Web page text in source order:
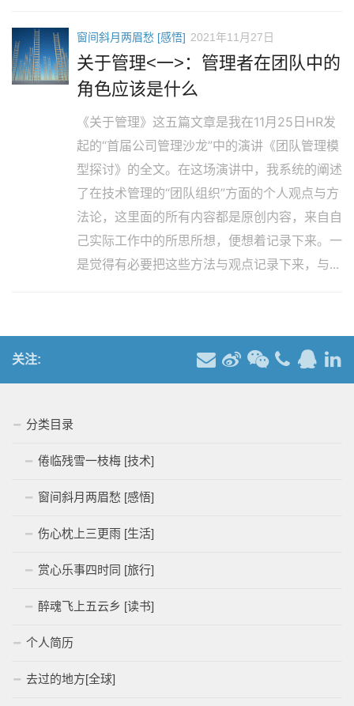
窗间斜月两眉愁 [感悟] 2021年11月27日
关于管理<一>：管理者在团队中的
角色应该是什么
《关于管理》这五篇文章是我在11月25日HR发
起的“首届公司管理沙龙”中的演讲《团队管理模
型探讨》的全文。在这场演讲中，我系统的阐述
了在技术管理的“团队组织”方面的个人观点与方
法论，这里面的所有内容都是原创内容，来自自
己实际工作中的所思所想，便想着记录下来。一
是觉得有必要把这些方法与观点记录下来，与...
关注:
分类目录
倦临残雪一枝梅 [技术]
窗间斜月两眉愁 [感悟]
伤心枕上三更雨 [生活]
赏心乐事四时同 [旅行]
醉魂飞上五云乡 [读书]
个人简历
去过的地方[全球]